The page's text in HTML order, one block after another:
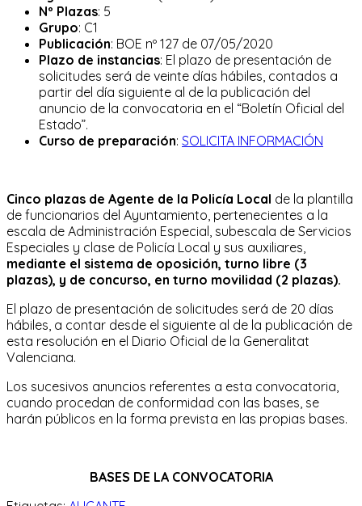
entrada:
Nº Plazas: 5
Grupo: C1
Publicación: BOE nº 127 de 07/05/2020
Plazo de instancias: El plazo de presentación de
solicitudes será de veinte días hábiles, contados a
partir del día siguiente al de la publicación del
anuncio de la convocatoria en el “Boletín Oficial del
Estado”.
Curso de preparación: SOLICITA INFORMACIÓN
Cinco plazas de Agente de la Policía Local de la plantilla
de funcionarios del Ayuntamiento, pertenecientes a la
escala de Administración Especial, subescala de Servicios
Especiales y clase de Policía Local y sus auxiliares,
mediante el sistema de oposición, turno libre (3
plazas), y de concurso, en turno movilidad (2 plazas).
El plazo de presentación de solicitudes será de 20 días
hábiles, a contar desde el siguiente al de la publicación de
esta resolución en el Diario Oficial de la Generalitat
Valenciana.
Los sucesivos anuncios referentes a esta convocatoria,
cuando procedan de conformidad con las bases, se
harán públicos en la forma prevista en las propias bases.
BASES DE LA CONVOCATORIA